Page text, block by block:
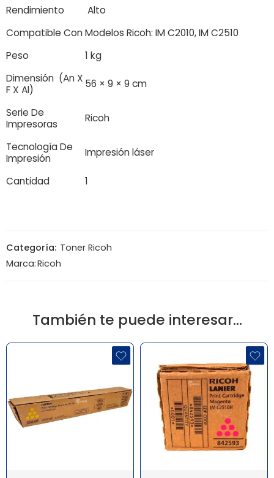
Rendimiento
Alto
Compatible ConModelos Ricoh: IM C2010, IM C2510
Peso
1 kg
Dimensión (An X
F X Al)
56 × 9 × 9 cm
Serie De
Impresoras
Ricoh
Tecnología De
Impresión
Impresión láser
Cantidad 1
Categoría: Toner Ricoh
Marca:Ricoh
También te puede interesar…